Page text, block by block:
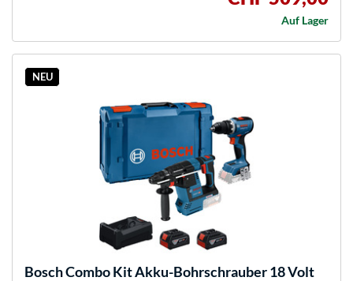
Auf Lager
NEU
BoschCombo Kit Akku-Bohrschrauber 18 Volt